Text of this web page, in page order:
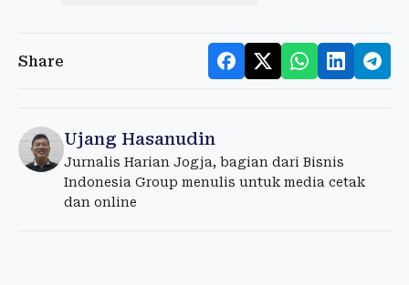
Share
Ujang Hasanudin
Jurnalis Harian Jogja, bagian dari Bisnis
Indonesia Group menulis untuk media cetak
dan online